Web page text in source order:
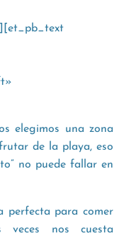
elegimos una zona
de la playa, eso
no puede fallar en
perfecta para comer
veces nos cuesta